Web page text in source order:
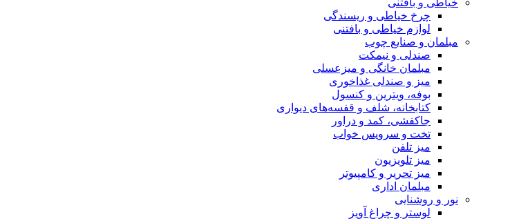
خیاطی و بافتنی
چرخ خیاطی و ریسندگی
لوازم خیاطی و بافتنی
مبلمان و صنایع چوب
صندلی و نیمکت
مبلمان خانگی و میزعسلی
میز و صندلی غذاخوری
بوفه، ویترین و کنسول
کتابخانه، شلف و قفسه‌های دیواری
جاکفشی، کمد و دراور
تخت و سرویس خواب
میز تلفن
میز تلویزیون
میز تحریر و کامپیوتر
مبلمان اداری
نور و روشنایی
لوستر و چراغ آویز